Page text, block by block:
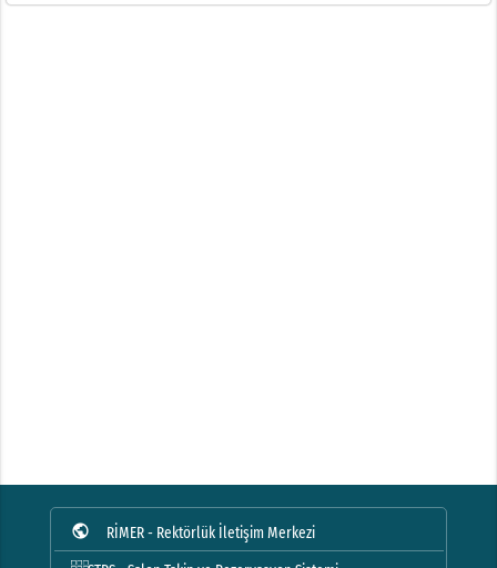
public
RİMER - Rektörlük İletişim Merkezi